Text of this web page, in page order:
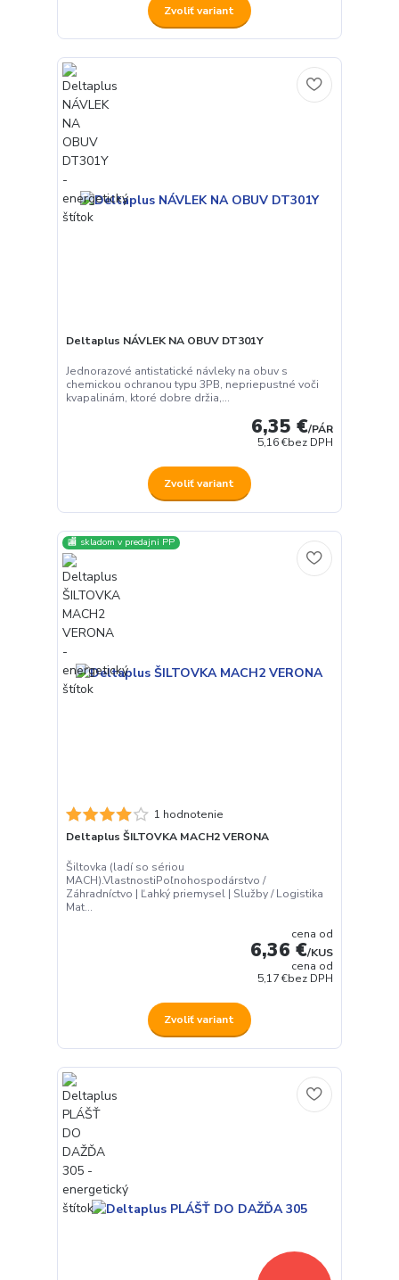
Zvoliť variant
Deltaplus NÁVLEK NA OBUV DT301Y
Jednorazové antistatické návleky na obuv s
chemickou ochranou typu 3PB, nepriepustné voči
kvapalinám, ktoré dobre držia,...
6,35 €/PÁR
5,16 €bez DPH
Zvoliť variant
🏬 skladom v predajni PP
1 hodnotenie
Deltaplus ŠILTOVKA MACH2 VERONA
Šiltovka (ladí so sériou
MACH).VlastnostiPoľnohospodárstvo /
Záhradníctvo | Ľahký priemysel | Služby / Logistika
Mat...
cena od
6,36 €/KUS
cena od
5,17 €bez DPH
Zvoliť variant